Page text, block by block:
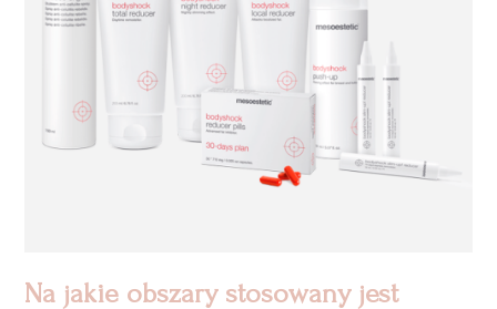
Na jakie obszary stosowany jest